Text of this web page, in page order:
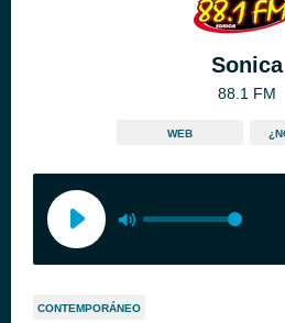
Sonica
88.1 FM
WEB
CONTEMPORÁNEO